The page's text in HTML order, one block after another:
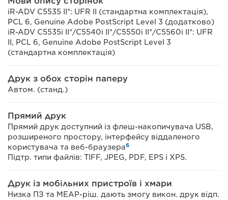
iR-ADV C5535 II*: UFR II (стандартна комплектація),
PCL 6, Genuine Adobe PostScript Level 3 (додатково)
iR-ADV C5535i II*/C5540i II*/C5550i II*/C5560i II*: UFR
II, PCL 6, Genuine Adobe PostScript Level 3
(стандартна комплектація)
Друк з обох сторін паперу
Автом. (станд.)
Прямий друк
Прямий друк доступний із флеш-накопичувача USB,
розширеного простору, інтерфейсу віддаленого
користувача та веб-браузера6
Підтр. типи файлів: TIFF, JPEG, PDF, EPS і XPS.
Друк із мобільних пристроїв і хмари
Низка ПЗ та MEAP-ріш. дають змогу викон. друк відп.